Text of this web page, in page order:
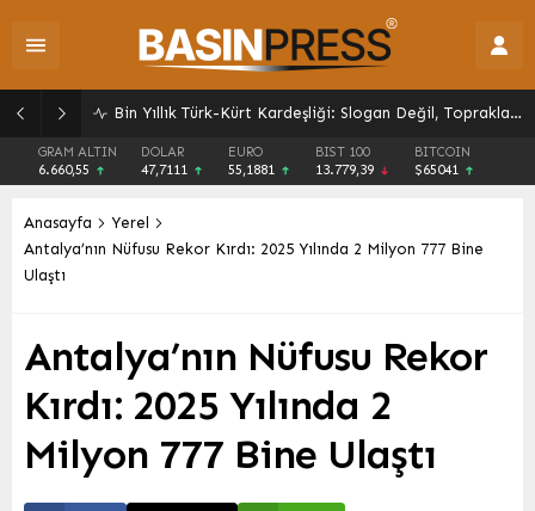
Bin Yıllık Türk-Kürt Kardeşliği: Slogan Değil, Toprakların Gerçeği
GRAM ALTIN
6.660,55
DOLAR
47,7111
EURO
55,1881
BIST 100
13.779,39
BITCOIN
$65041
Anasayfa
Yerel
Antalya’nın Nüfusu Rekor Kırdı: 2025 Yılında 2 Milyon 777 Bine
Ulaştı
Antalya’nın Nüfusu Rekor
Kırdı: 2025 Yılında 2
Milyon 777 Bine Ulaştı